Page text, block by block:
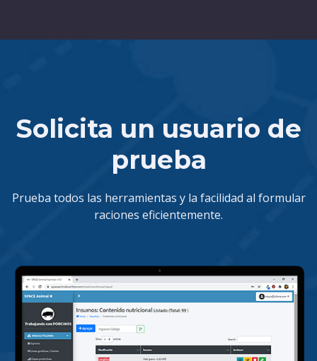
Solicita un usuario de
prueba​
Prueba todos las herramientas y la facilidad al formular
raciones eficientemente.